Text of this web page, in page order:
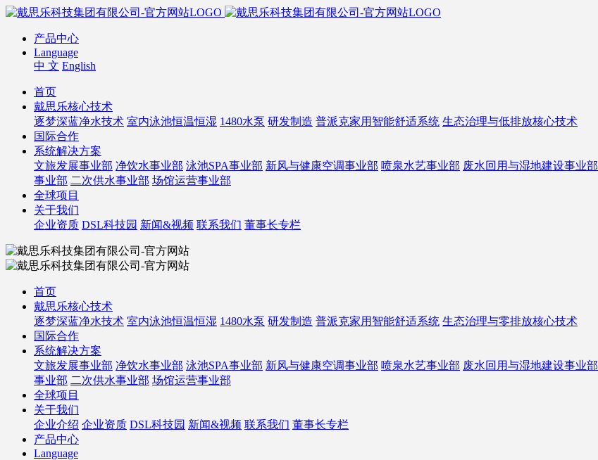
产品中心
Language
中 文 English
首页
戴思乐核心技术
逐梦深蓝净水技术 室内泳池恒温恒湿 1480水泵 研发制造 普派克家用智能舒适系统 生态治理与低排放核心技术
国际合作
系统解决方案
文旅发展事业部 净饮水事业部 泳池SPA事业部 新风与健康空调事业部 喷泉水艺事业部 废水回用与湿地建设事业部
事业部 二次供水事业部 场馆运营事业部
全球项目
关于我们
企业资质 DSL科技园 新闻&视频 联系我们 董事长专栏
首页
戴思乐核心技术
逐梦深蓝净水技术 室内泳池恒温恒湿 1480水泵 研发制造 普派克家用智能舒适系统 生态治理与零排放核心技术
国际合作
系统解决方案
文旅发展事业部 净饮水事业部 泳池SPA事业部 新风与健康空调事业部 喷泉水艺事业部 废水回用与湿地建设事业部
事业部 二次供水事业部 场馆运营事业部
全球项目
关于我们
企业介绍 企业资质 DSL科技园 新闻&视频 联系我们 董事长专栏
产品中心
Language